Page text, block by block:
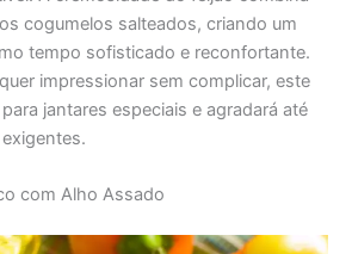
cogumelos salteados, criando um
tempo sofisticado e reconfortante.
impressionar sem complicar, este
jantares especiais e agradará até
com Alho Assado